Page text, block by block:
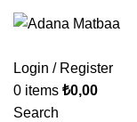
Login / Register
0 items ₺0,00
Search